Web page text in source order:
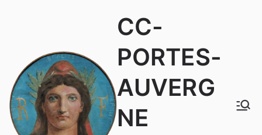
CC-
PORTES-
AUVERG
NE